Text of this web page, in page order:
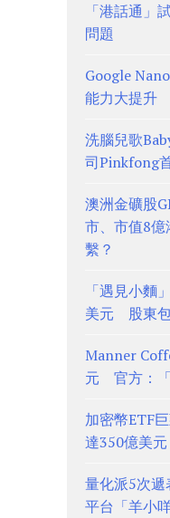
「港話通
問題
Google
能力大提升
洗腦兒歌
司Pinkfong
澳洲金礦股
市、市值8
繫？
「遇見小麵
美元 股東
Manner
元 官方：「
加密幣ETF
達350億美
量化派5次
平台「羊小